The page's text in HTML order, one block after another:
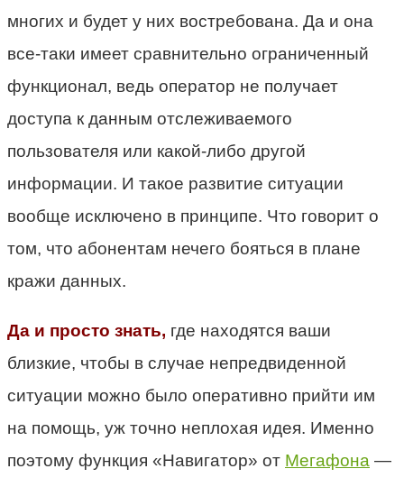
многих и будет у них востребована. Да и она
все-таки имеет сравнительно ограниченный
функционал, ведь оператор не получает
доступа к данным отслеживаемого
пользователя или какой-либо другой
информации. И такое развитие ситуации
вообще исключено в принципе. Что говорит о
том, что абонентам нечего бояться в плане
кражи данных.
Да и просто знать, где находятся ваши
близкие, чтобы в случае непредвиденной
ситуации можно было оперативно прийти им
на помощь, уж точно неплохая идея. Именно
поэтому функция «Навигатор» от Мегафона —